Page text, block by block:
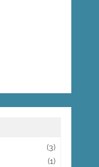
(3)
(1)